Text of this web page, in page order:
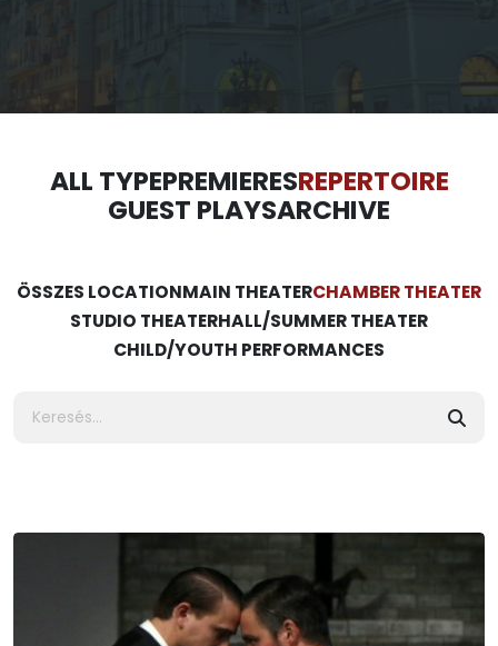
ALL TYPEPREMIERESREPERTOIRE
GUEST PLAYSARCHIVE
ÖSSZES LOCATIONMAIN THEATERCHAMBER THEATER
STUDIO THEATERHALL/SUMMER THEATER
CHILD/YOUTH PERFORMANCES